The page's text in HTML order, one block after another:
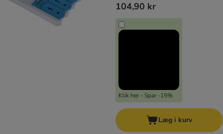
104,90 kr
Klik her - Spar -15%
Læg i kurv